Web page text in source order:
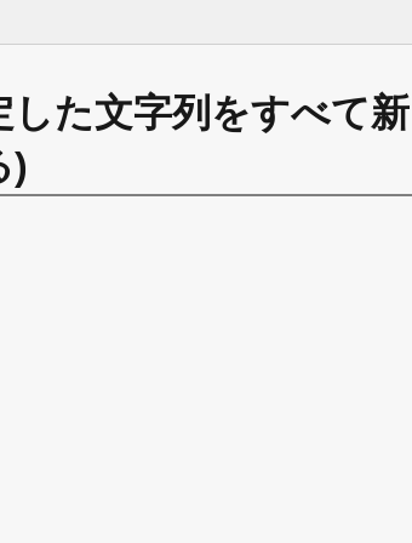
た文字列をすべて
)